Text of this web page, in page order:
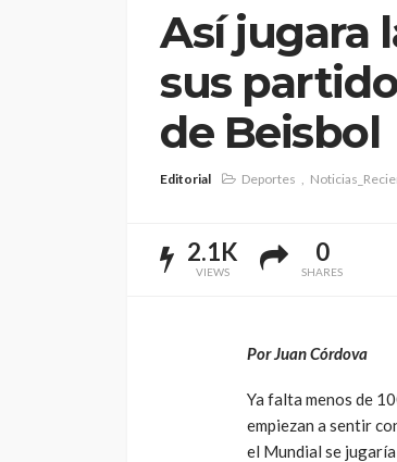
Así jugara
sus
de Beisbol
Editorial Deportes
2.1K
VIEWS
0
SHARES
Por Juan Córdova
Ya falta menos de
empiezan a sentir
el Mundial se